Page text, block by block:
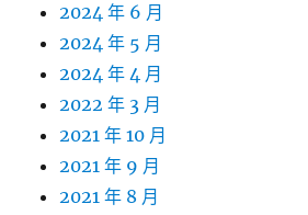
2024 年 6 月
2024 年 5 月
2024 年 4 月
2022 年 3 月
2021 年 10 月
2021 年 9 月
2021 年 8 月